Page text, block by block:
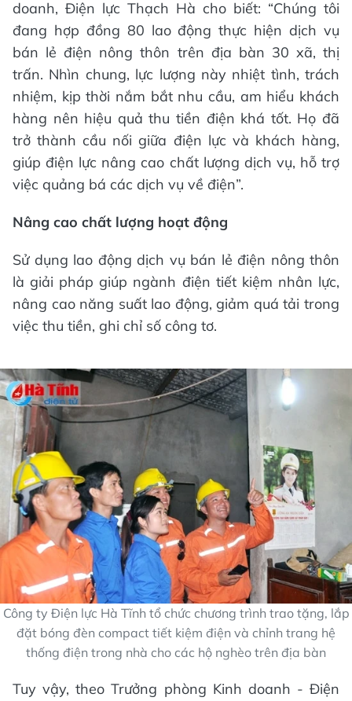
doanh, Điện lực Thạch Hà cho biết: “Chúng tôi
đang hợp đồng 80 lao động thực hiện dịch vụ
bán lẻ điện nông thôn trên địa bàn 30 xã, thị
trấn. Nhìn chung, lực lượng này nhiệt tình, trách
nhiệm, kịp thời nắm bắt nhu cầu, am hiểu khách
hàng nên hiệu quả thu tiền điện khá tốt. Họ đã
trở thành cầu nối giữa điện lực và khách hàng,
giúp điện lực nâng cao chất lượng dịch vụ, hỗ trợ
việc quảng bá các dịch vụ về điện”.
Nâng cao chất lượng hoạt động
Sử dụng lao động dịch vụ bán lẻ điện nông thôn
là giải pháp giúp ngành điện tiết kiệm nhân lực,
nâng cao năng suất lao động, giảm quá tải trong
việc thu tiền, ghi chỉ số công tơ.
Công ty Điện lực Hà Tĩnh tổ chức chương trình trao tặng, lắp
đặt bóng đèn compact tiết kiệm điện và chỉnh trang hệ
thống điện trong nhà cho các hộ nghèo trên địa bàn
Tuy vậy, theo Trưởng phòng Kinh doanh - Điện